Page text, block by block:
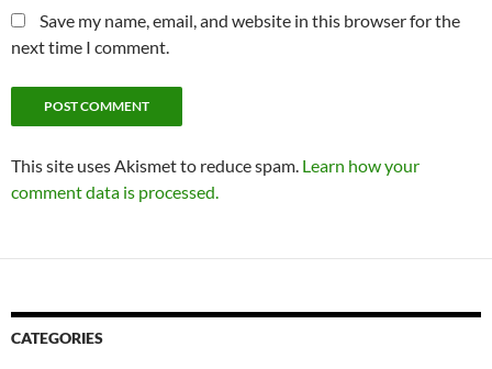
Save my name, email, and website in this browser for the
next time I comment.
This site uses Akismet to reduce spam. Learn how your
comment data is processed.
CATEGORIES